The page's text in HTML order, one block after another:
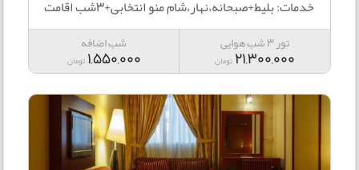
خدمات: بلیط+صبحانه،نهار،شام منو انتخابی+3شب اقامت
تور 3 شب هوایی
21,300,000تومان
شب اضافه
1,550,000 تومان